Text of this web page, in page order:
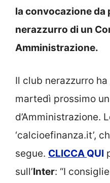
la convocazione da
nerazzurro di un
Amministrazione.
Il club nerazzurro
martedì prossimo
d’Amministrazione.
‘calcioefinanza.it’,
segue. CLICCA QUI
sull’Inter: “I